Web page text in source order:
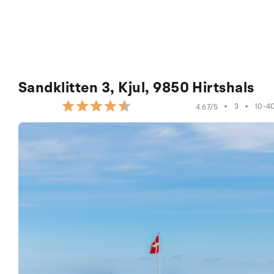
Sandklitten 3, Kjul, 9850 Hirtshals
4.67/5 • 3 • 10-